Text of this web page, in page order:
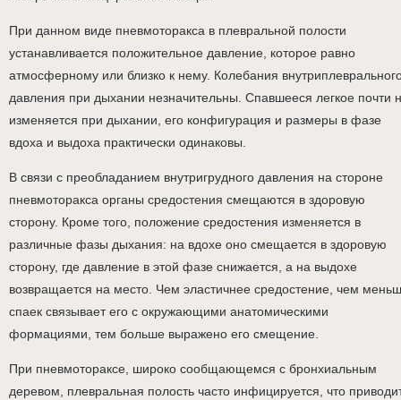
При данном виде пневмоторакса в плевральной полости
устанавливается положительное давление, которое равно
атмосферному или близко к нему. Колебания
давления при дыхании незначительны. Спавшееся легкое почти
изменяется при дыхании, его конфигурация и размеры в фазе
вдоха и выдоха практически одинаковы.
В связи с преобладанием внутригрудного давления на стороне
пневмоторакса органы средостения смещаются в здоровую
сторону. Кроме того, положение средостения изменяется в
различные фазы дыхания: на вдохе оно смещается в здоровую
сторону, где давление в этой фазе снижается, а на выдохе
возвращается на место. Чем эластичнее средостение, чем
спаек связывает его с окружающими анатомическими
формациями, тем больше выражено его смещение.
При пневмотораксе, широко сообщающемся с бронхиальным
деревом, плевральная полость часто инфицируется, что